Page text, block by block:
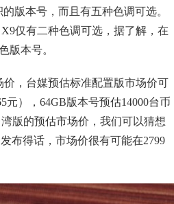
版本号，而且有五种色调可选。
仅有二种色调可选，据了解，在
版本号。
价，台媒预估标准配置版市场价可
元），64GB版本号预估14000台币
湾版的预估市场价，我们可以猜想
布得话，市场价很有可能在2799